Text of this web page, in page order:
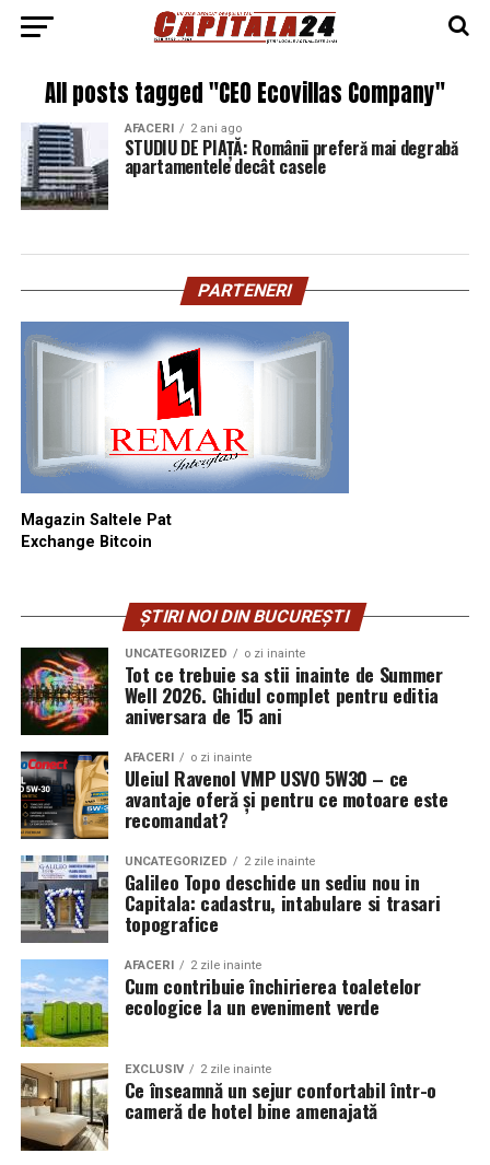
All posts tagged "CEO Ecovillas Company"
AFACERI 2 ani ago
STUDIU DE PIAȚĂ: Românii preferă mai degrabă
apartamentele decât casele
PARTENERI
Magazin Saltele Pat
Exchange Bitcoin
ȘTIRI NOI DIN BUCUREȘTI
UNCATEGORIZED o zi inainte
Tot ce trebuie sa stii inainte de Summer
Well 2026. Ghidul complet pentru editia
aniversara de 15 ani
AFACERI o zi inainte
Uleiul Ravenol VMP USVO 5W30 – ce
avantaje oferă și pentru ce motoare este
recomandat?
UNCATEGORIZED 2 zile inainte
Galileo Topo deschide un sediu nou in
Capitala: cadastru, intabulare si trasari
topografice
AFACERI 2 zile inainte
Cum contribuie închirierea toaletelor
ecologice la un eveniment verde
EXCLUSIV 2 zile inainte
Ce înseamnă un sejur confortabil într-o
cameră de hotel bine amenajată